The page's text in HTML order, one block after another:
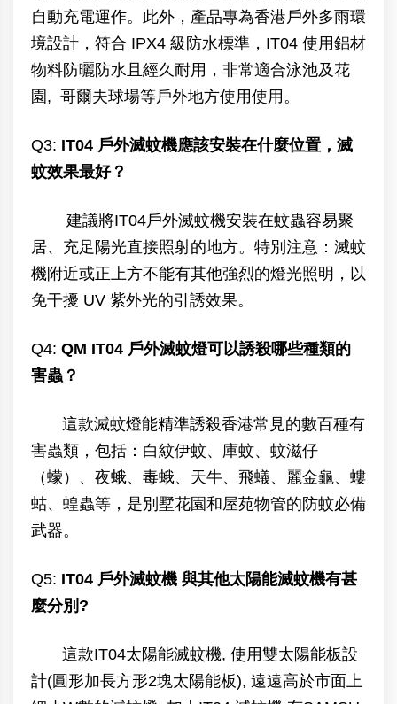
自動充電運作。此外，產品專為香港戶外多雨環
境設計，符合 IPX4 級防水標準，IT04 使用鋁材
物料防曬防水且經久耐用，非常適合泳池及花
園, 哥爾夫球場等戶外地方使用使用。
Q3: IT04 戶外滅蚊機應該安裝在什麼位置，滅
蚊效果最好？
建議將IT04戶外滅蚊機安裝在蚊蟲容易聚
居、充足陽光直接照射的地方。特別注意：滅蚊
機附近或正上方不能有其他強烈的燈光照明，以
免干擾 UV 紫外光的引誘效果。
Q4: QM IT04 戶外滅蚊燈可以誘殺哪些種類的
害蟲？
這款滅蚊燈能精準誘殺香港常見的數百種有
害蟲類，包括：白紋伊蚊、庫蚊、蚊滋仔
（蠓）、夜蛾、毒蛾、天牛、飛蟻、麗金龜、螻
蛄、蝗蟲等，是別墅花園和屋苑物管的防蚊必備
武器。
Q5: IT04 戶外滅蚊機 與其他太陽能滅蚊機有甚
麼分別?
這款IT04太陽能滅蚊機, 使用雙太陽能板設
計(圓形加長方形2塊太陽能板), 遠遠高於市面上